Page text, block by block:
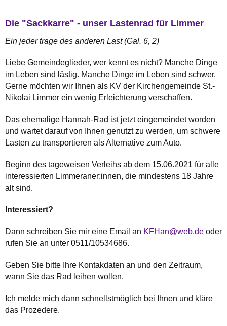
Die "Sackkarre" - unser Lastenrad für Limmer
Ein jeder trage des anderen Last (Gal. 6, 2)
Liebe Gemeindeglieder, wer kennt es nicht? Manche Dinge
im Leben sind lästig. Manche Dinge im Leben sind schwer.
Gerne möchten wir Ihnen als KV der Kirchengemeinde St.-
Nikolai Limmer ein wenig Erleichterung verschaffen.
Das ehemalige Hannah-Rad ist jetzt eingemeindet worden
und wartet darauf von Ihnen genutzt zu werden, um schwere
Lasten zu transportieren als Alternative zum Auto.
Beginn des tageweisen Verleihs ab dem 15.06.2021 für alle
interessierten Limmeraner:innen, die mindestens 18 Jahre
alt sind.
Interessiert?
Dann schreiben Sie mir eine Email an KFHan@web.de oder
rufen Sie an unter 0511/10534686.
Geben Sie bitte Ihre Kontakdaten an und den Zeitraum,
wann Sie das Rad leihen wollen.
Ich melde mich dann schnellstmöglich bei Ihnen und kläre
das Prozedere.